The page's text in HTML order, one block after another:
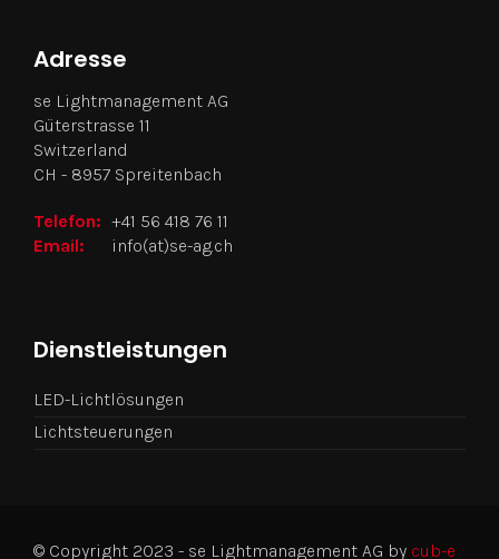
Adresse
se Lightmanagement AG
Güterstrasse 11
Switzerland
CH - 8957 Spreitenbach
Telefon: +41 56 418 76 11
Email:
info(at)se-ag.ch
Dienstleistungen
LED-Lichtlösungen
Lichtsteuerungen
© Copyright 2023 - se Lightmanagement AG by cub-e